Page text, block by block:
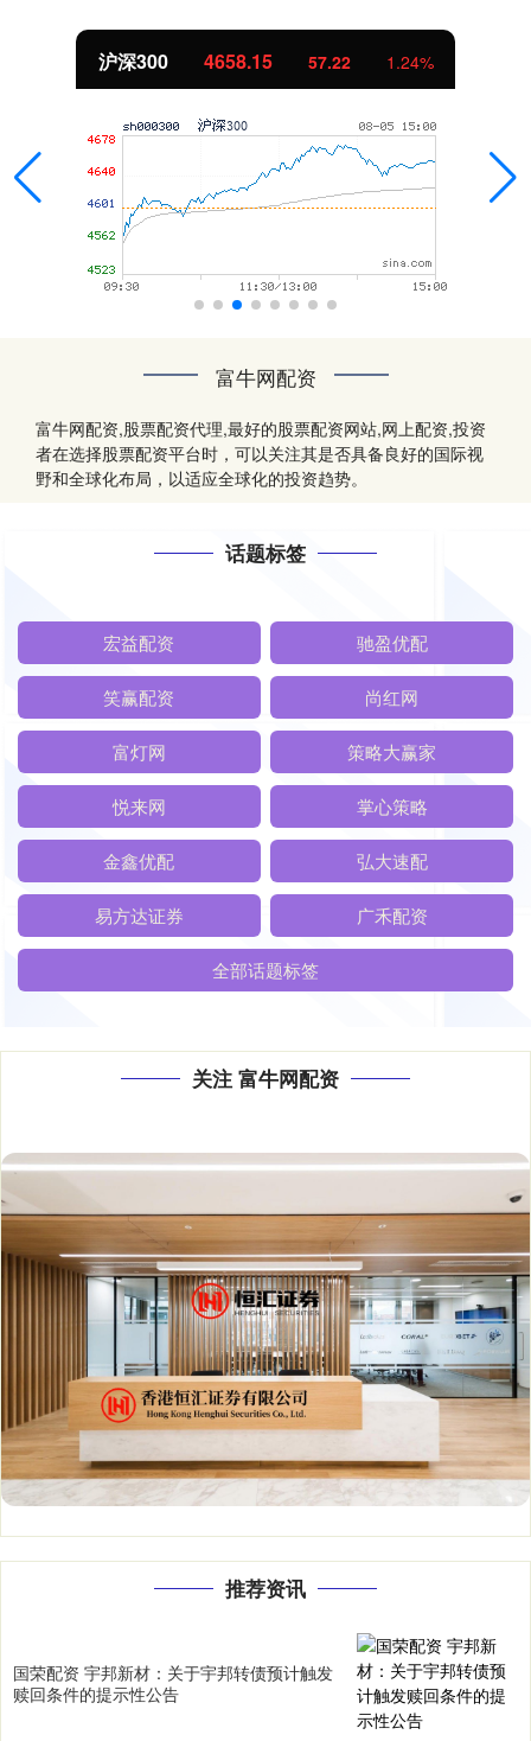
沪深300 4658.15 57.22 1.24%
富牛网配资
富牛网配资,股票配资代理,最好的股票配资网站,网上配资,投资
者在选择股票配资平台时，可以关注其是否具备良好的国际视
野和全球化布局，以适应全球化的投资趋势。
话题标签
宏益配资 驰盈优配
笑赢配资 尚红网
富灯网 策略大赢家
悦来网 掌心策略
金鑫优配 弘大速配
易方达证券 广禾配资
全部话题标签
关注 富牛网配资
推荐资讯
国荣配资 宇邦新材：关于宇邦转债预计触发
赎回条件的提示性公告